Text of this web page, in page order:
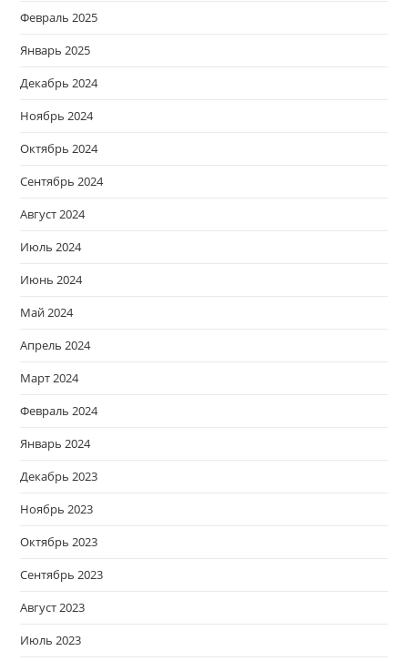
Февраль 2025
Январь 2025
Декабрь 2024
Ноябрь 2024
Октябрь 2024
Сентябрь 2024
Август 2024
Июль 2024
Июнь 2024
Май 2024
Апрель 2024
Март 2024
Февраль 2024
Январь 2024
Декабрь 2023
Ноябрь 2023
Октябрь 2023
Сентябрь 2023
Август 2023
Июль 2023